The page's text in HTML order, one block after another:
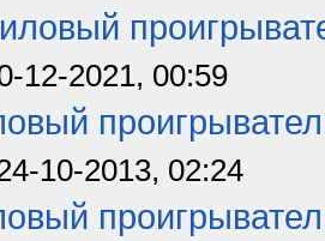
12-2021, 00:59
10-2013, 02:24